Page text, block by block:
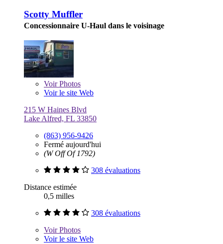
Scotty Muffler
Concessionnaire U-Haul dans le voisinage
VoirPhotos
Voir le site Web
215 W Haines Blvd
Lake Alfred, FL 33850
(863) 956-9426
Fermé aujourd'hui
(W Off Of 1792)
308 évaluations
Distance estimée
0,5 milles
308 évaluations
VoirPhotos
Voir le site Web